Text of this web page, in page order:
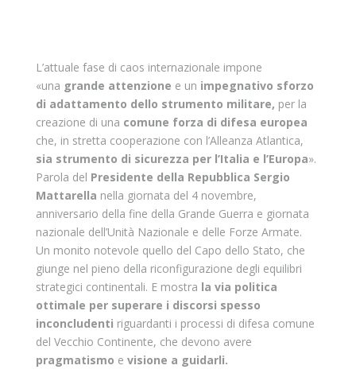
L’attuale fase di caos internazionale impone
«una grande attenzione e un impegnativo sforzo
di adattamento dello strumento militare, per la
creazione di una comune forza di difesa europea
che, in stretta cooperazione con l’Alleanza Atlantica,
sia strumento di sicurezza per l’Italia e l’Europa».
Parola del Presidente della Repubblica Sergio
Mattarella nella giornata del 4 novembre,
anniversario della fine della Grande Guerra e giornata
nazionale dell’Unità Nazionale e delle Forze Armate.
Un monito notevole quello del Capo dello Stato, che
giunge nel pieno della riconfigurazione degli equilibri
strategici continentali. E mostra la via politica
ottimale per superare i discorsi spesso
inconcludenti riguardanti i processi di difesa comune
del Vecchio Continente, che devono avere
pragmatismo e visione a guidarli.